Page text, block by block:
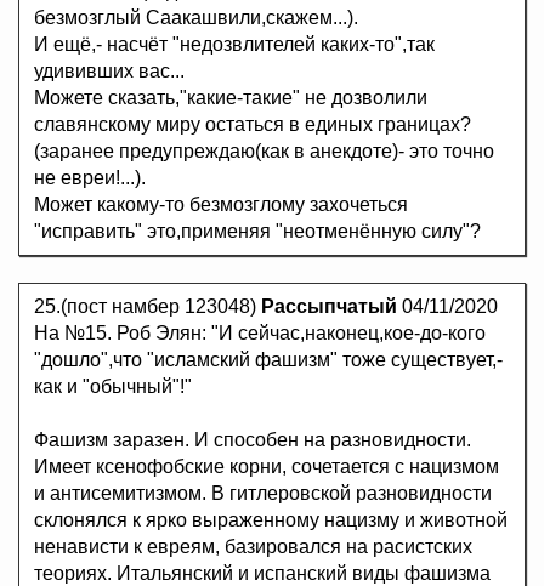
безмозглый Саакашвили,скажем...).
И ещё,- насчёт "недозвлителей каких-то",так
удививших вас...
Можете сказать,"какие-такие" не дозволили
славянскому миру остаться в единых границах?
(заранее предупреждаю(как в анекдоте)- это точно
не евреи!...).
Может какому-то безмозглому захочеться
"исправить" это,применяя "неотменённую силу"?
25.(пост намбер 123048) Рассыпчатый 04/11/2020
На №15. Роб Элян: "И сейчас,наконец,кое-до-кого
"дошло",что "исламский фашизм" тоже существует,-
как и "обычный"!"
Фашизм заразен. И способен на разновидности.
Имеет ксенофобские корни, сочетается с нацизмом
и антисемитизмом. В гитлеровской разновидности
склонялся к ярко выраженному нацизму и животной
ненависти к евреям, базировался на расистских
теориях. Итальянский и испанский виды фашизма